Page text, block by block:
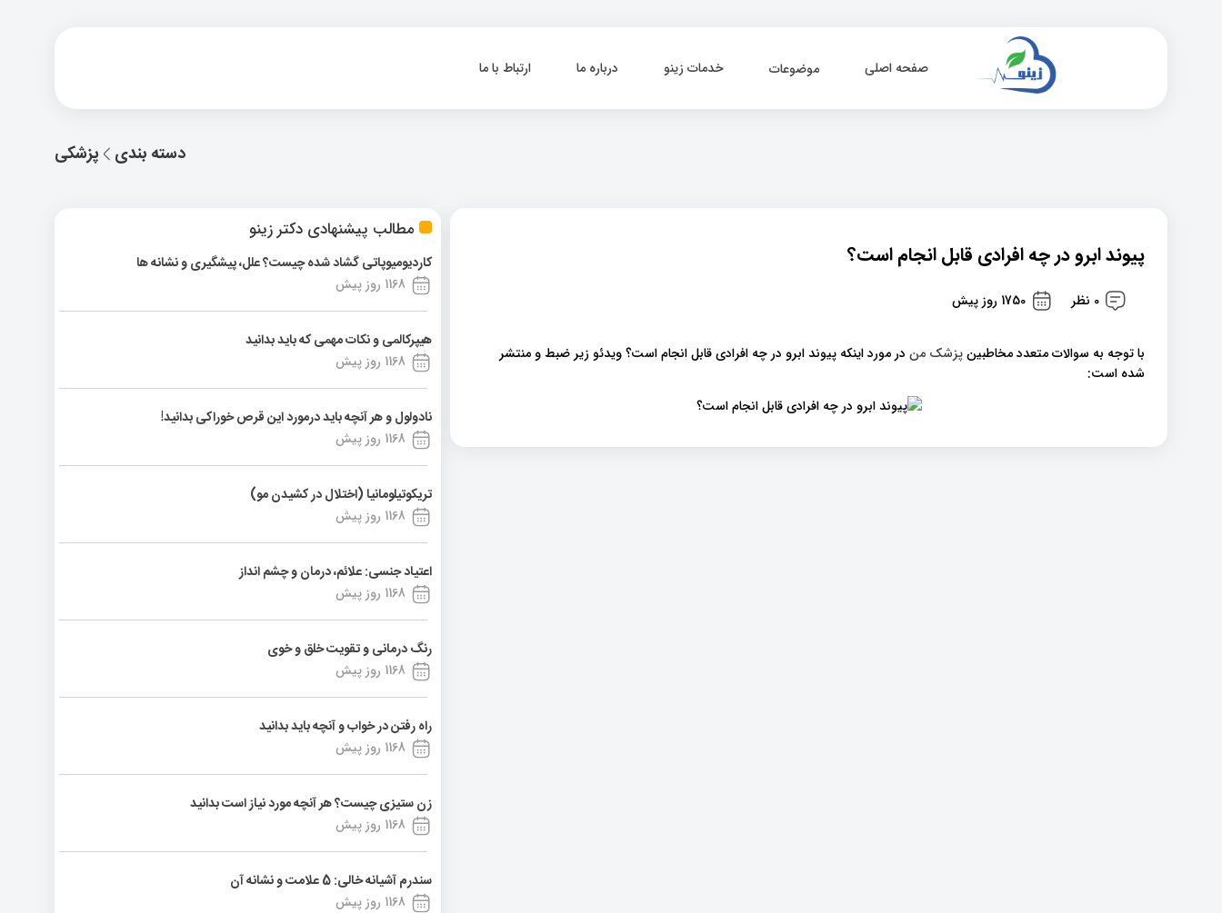
صفحه اصلی موضوعات خدمات زینو درباره ما ارتباط با ما
پزشکی دسته بندی
مطالب پیشنهادی دکتر زینو
کاردیومیوپاتی گشاد شده چیست؟ علل، پیشگیری و نشانه ها
1168 روز پیش
هیپرکالمی و نکات مهمی که باید بدانید
1168 روز پیش
نادولول و هر آنچه باید درمورد این قرص خوراکی بدانید!
1168 روز پیش
تریکوتیلومانیا (اختلال در کشیدن مو)
1168 روز پیش
اعتیاد جنسی: علائم، درمان و چشم انداز
1168 روز پیش
رنگ درمانی و تقویت خلق و خوی
1168 روز پیش
راه رفتن در خواب و آنچه باید بدانید
1168 روز پیش
زن ستیزی چیست؟ هر آنچه مورد نیاز است بدانید
1168 روز پیش
سندرم آشیانه خالی: 5 علامت و نشانه آن
1168 روز پیش
پیوند ابرو در چه افرادی قابل انجام است؟
0 نظر 1750 روز پیش
با توجه به سوالات متعدد مخاطبینپزشک من در مورد اینکه پیوند ابرو در چه افرادی قابل انجام است؟ ویدئو زیر ضبط و منتشر
شده است: